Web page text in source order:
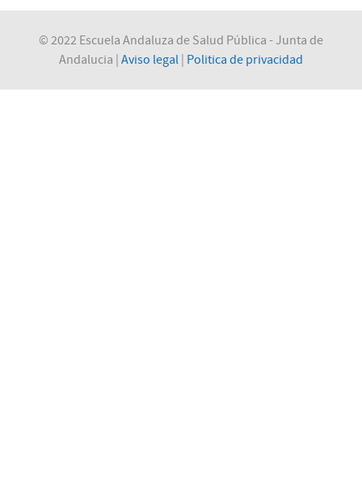
© 2022 Escuela Andaluza de Salud Pública - Junta de
Andalucia | Aviso legal | Politica de privacidad